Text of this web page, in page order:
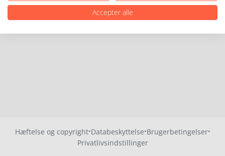
Hæftelse og copyright·Databeskyttelse·Brugerbetingelser·
Privatlivsindstillinger
Accepter alle